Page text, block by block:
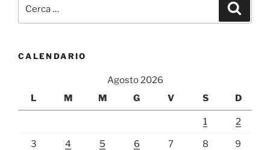
CALENDARIO
Agosto 2026
L
M M G V S D
1 2
3 4 5 6 7 8 9